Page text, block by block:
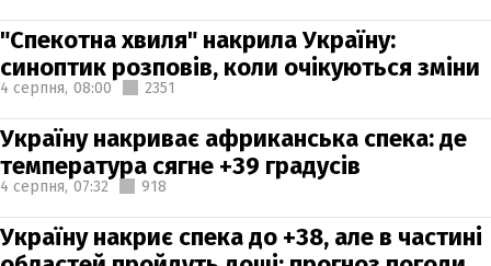
"Спекотна хвиля" накрила Україну:
синоптик розповів, коли очікуються зміни
4 серпня, 08:00 2351
Україну накриває африканська спека: де
температура сягне +39 градусів
4 серпня, 07:32 918
Україну накриє спека до +38, але в частині